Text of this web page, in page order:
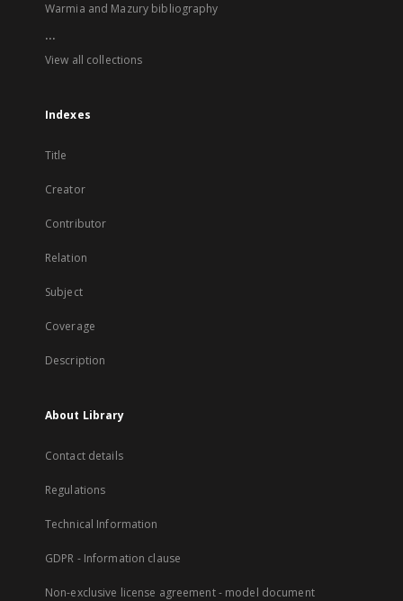
Warmia and Mazury bibliography
...
View all collections
Indexes
Title
Creator
Contributor
Relation
Subject
Coverage
Description
About Library
Contact details
Regulations
Technical Information
GDPR - Information clause
Non-exclusive license agreement - model document